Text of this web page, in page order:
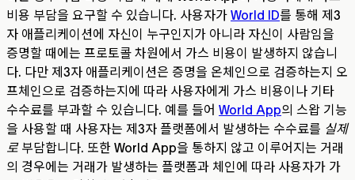
비용 부담을 요구할 수 있습니다. 사용자가 World ID를 통해 제3
자 애플리케이션에 자신이 누구인지가 아니라 자신이 사람임을
증명할 때에는 프로토콜 차원에서 가스 비용이 발생하지 않습니
다. 다만 제3자 애플리케이션은 증명을 온체인으로 검증하는지 오
프체인으로 검증하는지에 따라 사용자에게 가스 비용이나 기타
수수료를 부과할 수 있습니다. 예를 들어 World App의 스왑 기능
을 사용할 때 사용자는 제3자 플랫폼에서 발생하는 수수료를 실제
로부담합니다. 또한 World App을 통하지 않고 이루어지는 거래
의 경우에는 거래가 발생하는 플랫폼과 체인에 따라 사용자가 가